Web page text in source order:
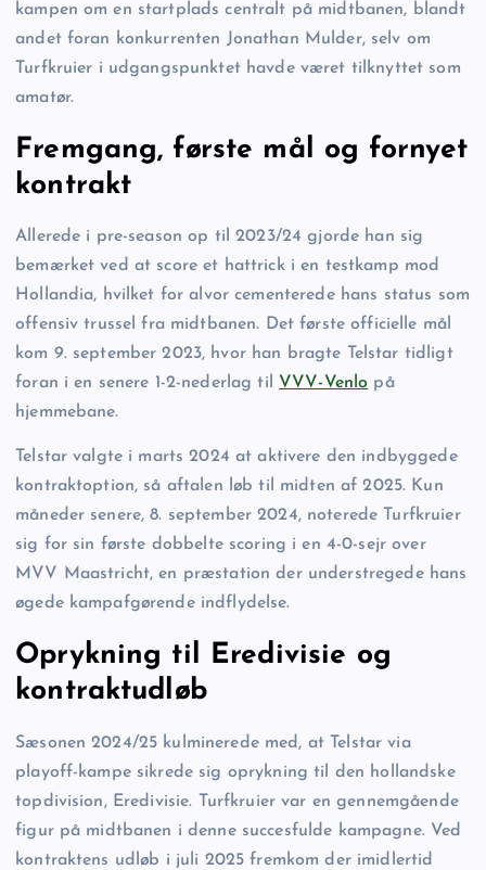
kampen om en startplads centralt på midtbanen, blandt
andet foran konkurrenten Jonathan Mulder, selv om
Turfkruier i udgangspunktet havde været tilknyttet som
amatør.
Fremgang, første mål og fornyet
kontrakt
Allerede i pre-season op til 2023/24 gjorde han sig
bemærket ved at score et hattrick i en testkamp mod
Hollandia, hvilket for alvor cementerede hans status som
offensiv trussel fra midtbanen. Det første officielle mål
kom 9. september 2023, hvor han bragte Telstar tidligt
foran i en senere 1-2-nederlag til VVV-Venlo på
hjemmebane.
Telstar valgte i marts 2024 at aktivere den indbyggede
kontraktoption, så aftalen løb til midten af 2025. Kun
måneder senere, 8. september 2024, noterede Turfkruier
sig for sin første dobbelte scoring i en 4-0-sejr over
MVV Maastricht, en præstation der understregede hans
øgede kampafgørende indflydelse.
Oprykning til Eredivisie og
kontraktudløb
Sæsonen 2024/25 kulminerede med, at Telstar via
playoff-kampe sikrede sig oprykning til den hollandske
topdivision, Eredivisie. Turfkruier var en gennemgående
figur på midtbanen i denne succesfulde kampagne. Ved
kontraktens udløb i juli 2025 fremkom der imidlertid